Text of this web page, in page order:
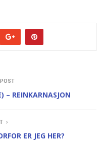
– REINKARNASJON
ER JEG HER?